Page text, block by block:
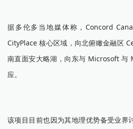
据多伦多当地媒体称，Concord
CityPlace 核心区域，向北俯瞰金融区
南直面安大略湖，向东与 Microsoft 与
应。
该项目目前也因为其地理优势备受业界